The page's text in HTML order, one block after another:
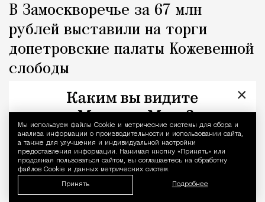
Уведомление
Мы используем файлы Сookie и метрические системы для сбора и
анализа информации о производительности и использовании сайта,
а также для улучшения и индивидуальной настройки
предоставления информации. Нажимая кнопку «Принять» или
продолжая пользоваться сайтом, вы соглашаетесь на обработку
файлов Cookie и данных метрических систем.
Принять Подробнее
В Замоскворечье за 67 млн
рублей выставили на торги
допетровские палаты Кожевенной
слободы
Николай Спиридонов ×